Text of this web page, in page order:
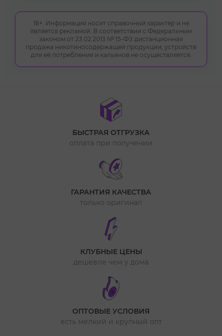
18+. Информация носит справочный характер и не
является рекламой. В соответствии с Федеральным
законом от 23.02.2013 № 15-ФЗ дистанционная
продажа никотиносодержащей продукции, устройств
для её потребления и кальянов не осуществляется.
БЫСТРАЯ ОТГРУЗКА
оплата при получении
ГАРАНТИЯ КАЧЕСТВА
только оригинал
КЛУБНЫЕ ЦЕНЫ
дешевле чем у дома
ОПТОВЫЕ УСЛОВИЯ
есть мелкий и крупный опт